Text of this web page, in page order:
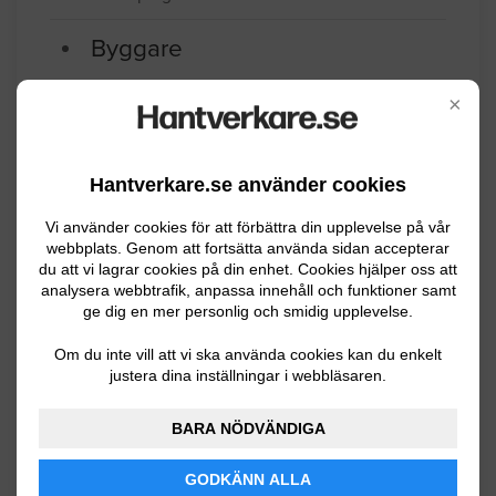
×
Hantverkare.se använder cookies
Vi använder cookies för att förbättra din upplevelse på vår
webbplats. Genom att fortsätta använda sidan accepterar
du att vi lagrar cookies på din enhet. Cookies hjälper oss att
analysera webbtrafik, anpassa innehåll och funktioner samt
ge dig en mer personlig och smidig upplevelse.
Om du inte vill att vi ska använda cookies kan du enkelt
justera dina inställningar i webbläsaren.
BARA NÖDVÄNDIGA
GODKÄNN ALLA
Balkong . Järn balkar finns men inget
golv och räcke
Jag får tillträde till ett hus 20/6. Det jag
önskar hjälp med är att riva befintligt kök
och hall, och sedan sätta upp en ny
grund. Det innefattar tak, väggar och
golv (plastmatta) på en yta av ca 30 m2.
Jönköping 06.07.2022 07:55
Byggare
Renovering av hel våning ca 60 kvm